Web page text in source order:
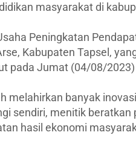
masyarakat di
Peningkatan
Kabupaten Tapsel,
pada Jumat (04/08/2023)
melahirkan banyak
sendiri, menitik
hasil ekonomi